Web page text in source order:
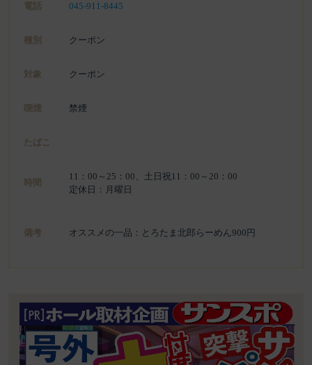
電話 045-911-8445
種別 クーポン
対象 クーポン
喫煙 禁煙
たばこ
時間
11：00～25：00、土日祝11：00～20：00
定休日：月曜日
備考 オススメの一品：とろたま北郎らーめん900円